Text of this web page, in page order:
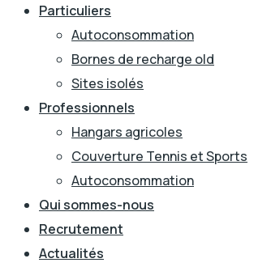
Particuliers
Autoconsommation
Bornes de recharge old
Sites isolés
Professionnels
Hangars agricoles
Couverture Tennis et Sports
Autoconsommation
Qui sommes-nous
Recrutement
Actualités